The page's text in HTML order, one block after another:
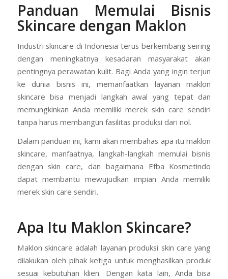
Panduan Memulai Bisnis
Skincare dengan Maklon
Industri skincare di Indonesia terus berkembang seiring
dengan meningkatnya kesadaran masyarakat akan
pentingnya perawatan kulit. Bagi Anda yang ingin terjun
ke dunia bisnis ini, memanfaatkan layanan maklon
skincare bisa menjadi langkah awal yang tepat dan
memungkinkan Anda memiliki merek skin care sendiri
tanpa harus membangun fasilitas produksi dari nol.
Dalam panduan ini, kami akan membahas apa itu maklon
skincare, manfaatnya, langkah-langkah memulai bisnis
dengan skin care, dan bagaimana Efba Kosmetindo
dapat membantu mewujudkan impian Anda memiliki
merek skin care sendiri.
Apa Itu Maklon Skincare?
Maklon skincare adalah layanan produksi skin care yang
dilakukan oleh pihak ketiga untuk menghasilkan produk
sesuai kebutuhan klien. Dengan kata lain, Anda bisa